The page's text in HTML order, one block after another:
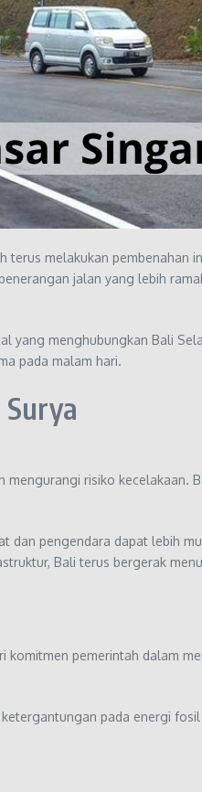
terus melakukan pembenahan
jalan yang lebih
yang menghubungkan Bali
pada malam hari.
risiko
dan pengendara dapat lebih
Bali terus bergerak
pemerintah dalam
pada energi